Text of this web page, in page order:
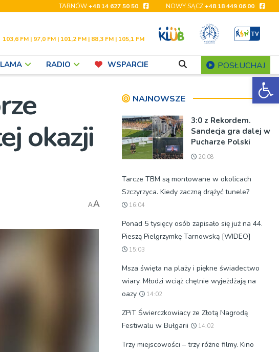
TARNÓW+48 14 627 50 50 NOWY SĄCZ+48 18 449 06 00
103,6 FM | 97,0 FM | 101,2 FM | 88,3 FM | 105,1 FM
RADIO WSPARCIE POSŁUCHAJ
okazji
AA
NAJNOWSZE
3:0 z Rekordem.
Sandecja gra dalej w
Pucharze Polski
20:08
Tarcze TBM są montowane w okolicach
Szczyrzyca. Kiedy zaczną drążyć tunele?
16:04
Ponad 5 tysięcy osób zapisało się już na 44.
Pieszą Pielgrzymkę Tarnowską [WIDEO]
15:03
Msza święta na plaży i piękne świadectwo
wiary. Młodzi wciąż chętnie wyjeżdżają na
oazy
14:02
ZPiT Świerczkowiacy ze Złotą Nagrodą
Festiwalu w Bułgarii
14:02
Trzy miejscowości – trzy różne filmy. Kino